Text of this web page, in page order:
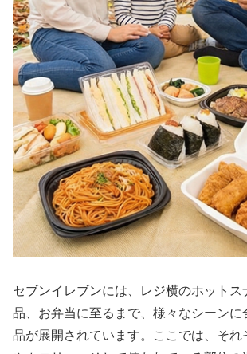
セブンイレブンには、レジ横のホットス
品、お弁当に至るまで、様々なシーンに
品が展開されています。ここでは、それ